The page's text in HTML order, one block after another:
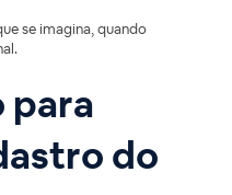
se imagina, quando
para
do